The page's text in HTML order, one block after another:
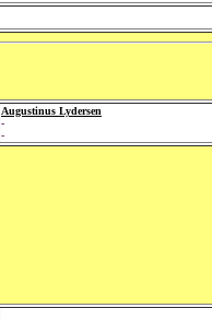
Augustinus Lydersen
-
-